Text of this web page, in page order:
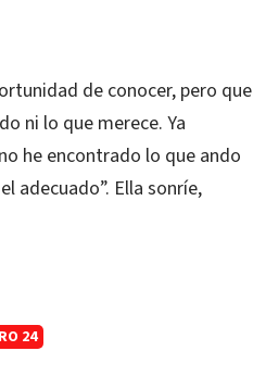
de conocer, pero que
ni lo que merece. Ya
he encontrado lo que ando
adecuado”. Ella sonríe,
24